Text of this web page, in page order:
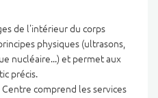
de l'intérieur du corps
physiques (ultrasons,
nucléaire...) et permet aux
précis.
comprend les services